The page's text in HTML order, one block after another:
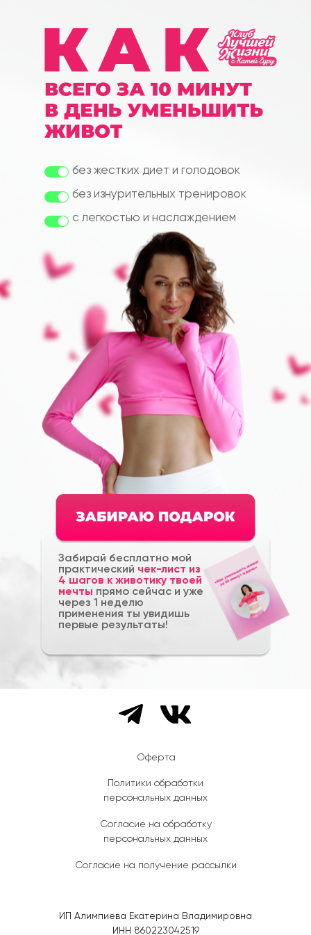
без жестких диет и голодовок
без изнурительных тренировок
с легкостью и наслаждением
Забирай бесплатно мой
практический чек-лист из
4 шагов к животику твоей
мечты прямо сейчас и уже
через 1 неделю
применения ты увидишь
первые результаты!
Политики обработки
персональных данных
Согласие на обработку
персональных данных
Согласие на получение рассылки
ИП Алимпиева Екатерина Владимировна
ИНН 860223042519
Оферта